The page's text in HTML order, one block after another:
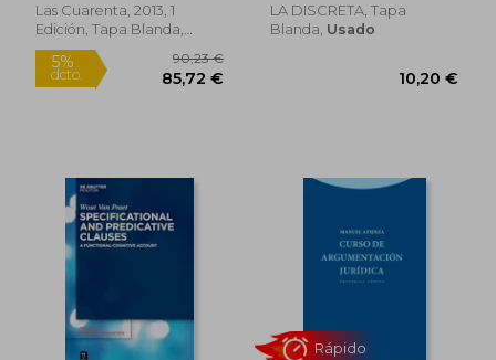
Las Cuarenta, 2013, 1
Edición, Tapa Blanda,
Nuevo
LA DISCRETA, Tapa
Blanda, Usado